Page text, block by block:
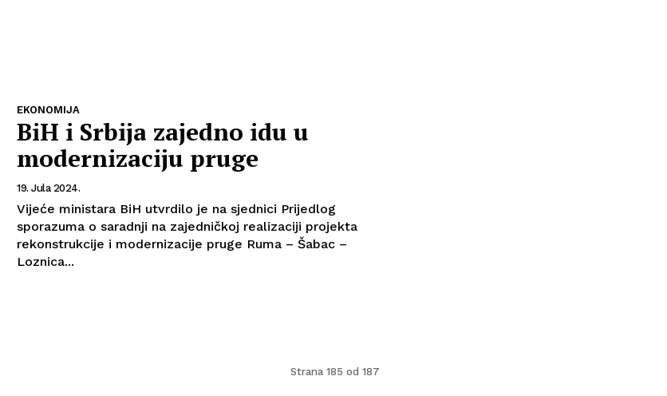
EKONOMIJA
BiH i Srbija zajedno idu u
modernizaciju pruge
19. Jula 2024.
Vijeće ministara BiH utvrdilo je na sjednici Prijedlog
sporazuma o saradnji na zajedničkoj realizaciji projekta
rekonstrukcije i modernizacije pruge Ruma – Šabac –
Loznica...
Strana 185 od 187